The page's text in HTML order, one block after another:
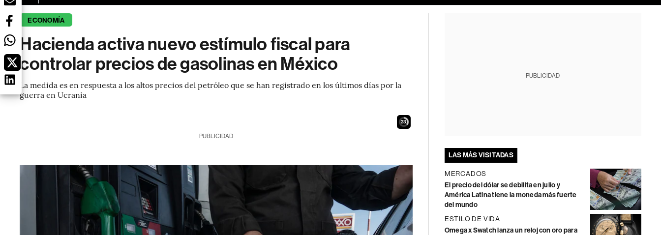
ECONOMÍA
Hacienda activa nuevo estímulo fiscal para
controlar precios de gasolinas en México
La medida es en respuesta a los altos precios del petróleo que se han registrado en los últimos días por la
guerra en Ucrania
22
PUBLICIDAD
PUBLICIDAD
LAS MÁS VISITADAS
MERCADOS
El precio del dólar se debilita en julio y
América Latina tiene la moneda más fuerte
del mundo
ESTILO DE VIDA
Omega x Swatch lanza un reloj con oro para